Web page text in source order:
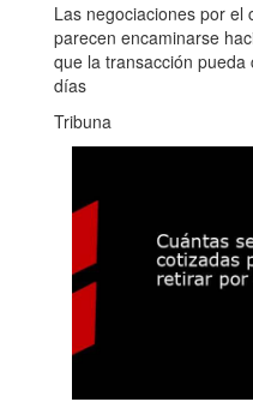
Las negociaciones por el
parecen encaminarse
que la transacción
días
Tribuna